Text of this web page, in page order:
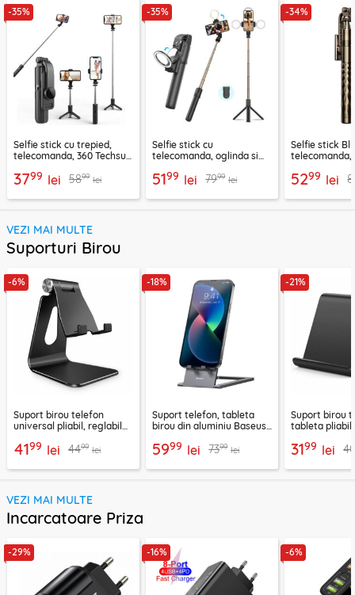
-35%
Selfie stick cu trepied,
telecomanda, 360 Techsuit
3799 lei 5899 lei
-35%
Selfie stick cu
telecomanda, oglinda si
5199 lei 7999 lei
-34%
Selfie stick
telecomanda,
5299 lei
VEZI MAI MULTE
Suporturi Birou
-6%
Suport birou telefon
universal pliabil, reglabil
negru
4199 lei 4499 lei
-18%
Suport telefon, tableta
birou din aluminiu Baseus,
5999 lei 7399 lei
-21%
Suport birou
tableta pliabil
3199 lei
VEZI MAI MULTE
Incarcatoare Priza
-29% -16% -6%